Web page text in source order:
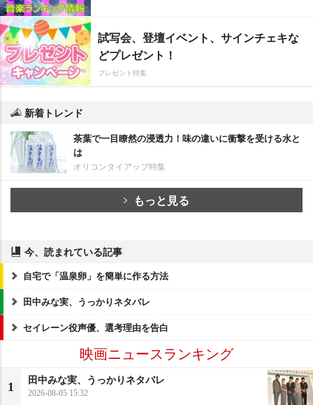
試写会、登壇イベント、サインチェキな
どプレゼント！
プレゼント特集
新着トレンド
茶葉で一目瞭然の浸透力！味の違いに衝撃を受ける水と
は
オリコンタイアップ特集
もっと見る
今、読まれている記事
自宅で「温泉卵」を簡単に作る方法
田中みな実、うっかりネタバレ
セイレーン役声優、選考理由を告白
映画ニュースランキング
1
田中みな実、うっかりネタバレ
2026-08-05 15:32